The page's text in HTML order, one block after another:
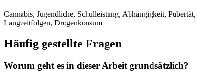
Cannabis, Jugendliche, Schulleistung, Abhängigkeit,
Langzeitfolgen, Drogenkonsum
Häufig gestellte Fragen
Worum geht es in dieser Arbeit grundsätzlich?